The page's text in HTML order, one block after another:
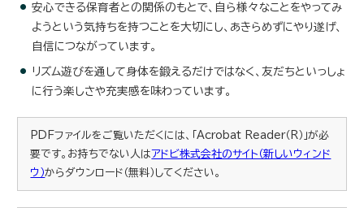
安心できる保育者との関係のもとで、自ら様々なことをやってみ
ようという気持ちを持つことを大切にし、あきらめずにやり遂げ、
自信につながっています。
リズム遊びを通して身体を鍛えるだけではなく、友だちといっしょ
に行う楽しさや充実感を味わっています。
PDFファイルをご覧いただくには、「Acrobat Reader（R）」が必
要です。お持ちでない人はアドビ株式会社のサイト（新しいウィンド
ウ）からダウンロード（無料）してください。